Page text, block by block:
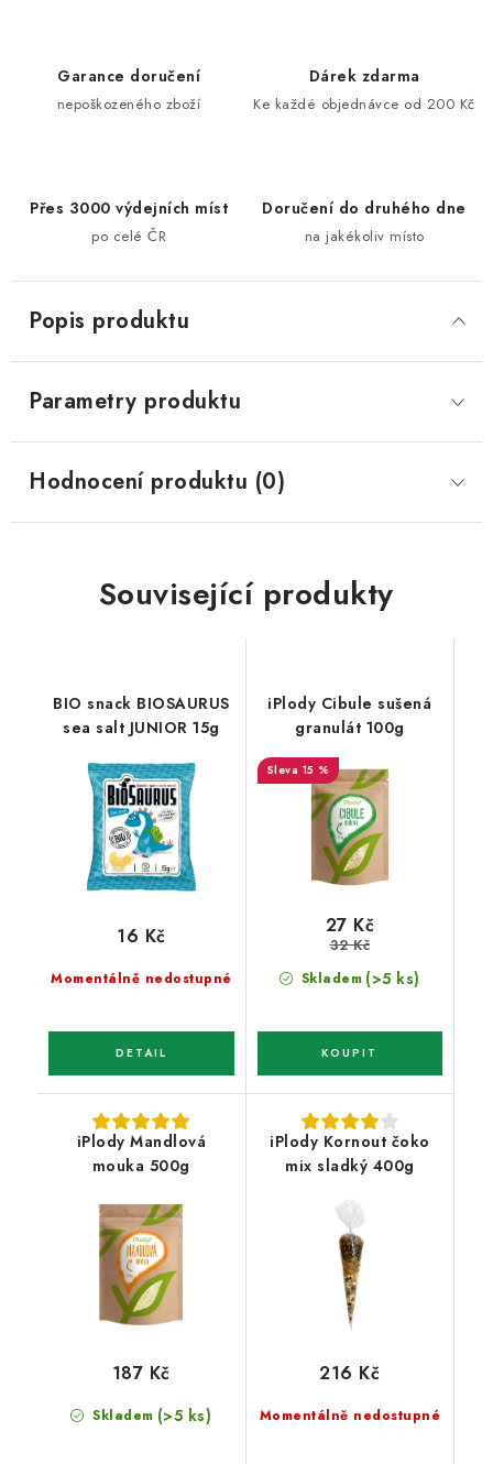
Garance doručení
nepoškozeného zboží
Dárek zdarma
Ke každé objednávce od 200 Kč
Přes 3000 výdejních míst
po celé ČR
Doručení do druhého dne
na jakékoliv místo
Popis produktu
Parametry produktu
Hodnocení produktu (0)
Související produkty
BIO snack BIOSAURUS
sea salt JUNIOR 15g
Momentálně nedostupné
16 Kč
iPlody Cibule sušená
granulát 100g
15 %
Skladem (>5 ks)
27 Kč
32 Kč
iPlody Mandlová
mouka 500g
Skladem (>5 ks)
187 Kč
iPlody Kornout čoko
mix sladký 400g
Momentálně nedostupné
216 Kč